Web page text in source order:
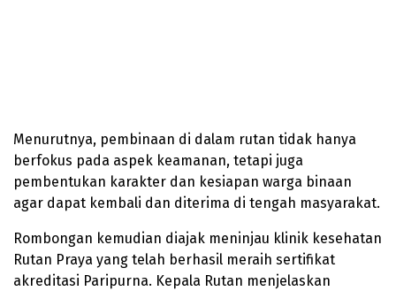
Menurutnya, pembinaan di dalam rutan tidak hanya
berfokus pada aspek keamanan, tetapi juga
pembentukan karakter dan kesiapan warga binaan
agar dapat kembali dan diterima di tengah masyarakat.
Rombongan kemudian diajak meninjau klinik kesehatan
Rutan Praya yang telah berhasil meraih sertifikat
akreditasi Paripurna. Kepala Rutan menjelaskan